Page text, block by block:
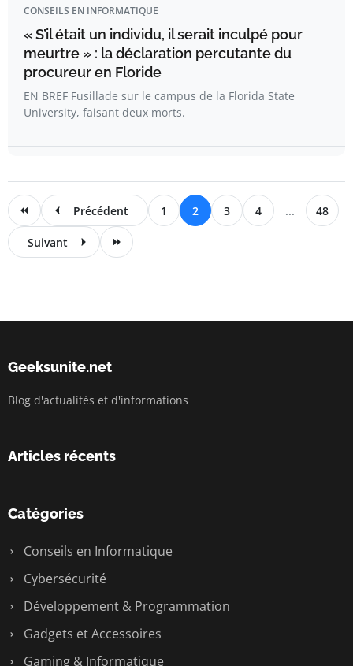
CONSEILS EN INFORMATIQUE
« S’il était un individu, il serait inculpé pour
meurtre » : la déclaration percutante du
procureur en Floride
EN BREF Fusillade sur le campus de la Florida State
University, faisant deux morts.
Précédent 1 2 3 4 ... 48
Suivant
Geeksunite.net
Blog d'actualités et d'informations
Articles récents
Catégories
Conseils en Informatique
Cybersécurité
Développement & Programmation
Gadgets et Accessoires
Gaming & Informatique